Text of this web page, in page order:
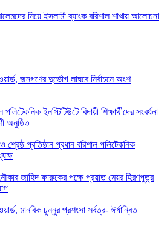
নিয়ে ইসলামী ব্যাংক বরিশাল শাখায় আলোচনা
জনগণের দুর্ভোগ লাঘবে নির্বাচনে অংশ
ইনস্টিটিউটে বিদায়ী শিক্ষার্থীদের সংবর্ধনা
অনুষ্ঠিত
শ্রেষ্ঠ প্রতিষ্ঠান প্রধান বরিশাল পলিটেকনিক
জাহিদ ফারুকের পক্ষে প্র‍য়াত মেয়র হিরণপুত্র
মানবিক চুন্নুর প্রশংসা সর্বত্র- ঈর্ষান্বিত